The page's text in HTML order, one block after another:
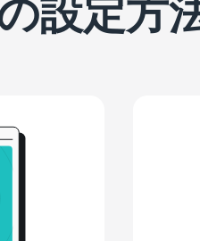
設定方